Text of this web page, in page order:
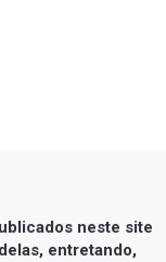
neste site
entretando,